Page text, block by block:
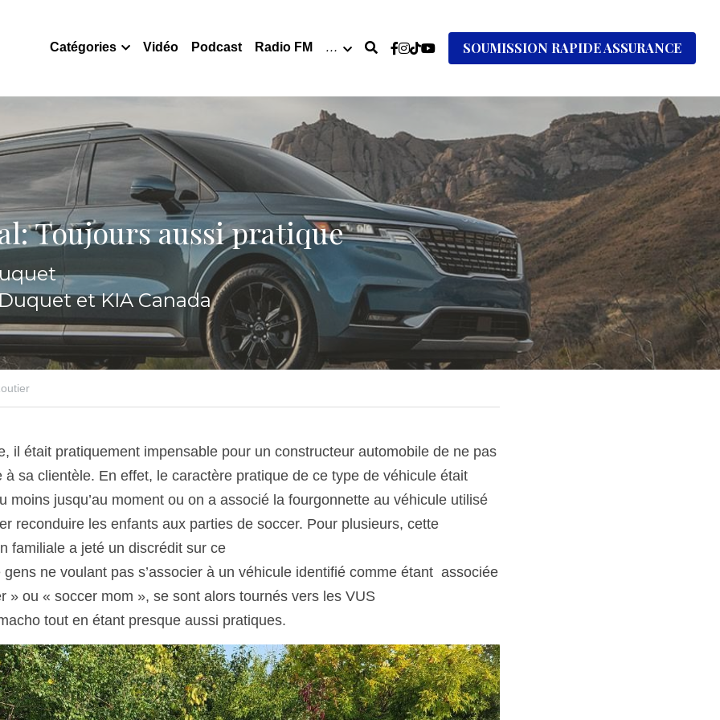
Catégories Vidéo Podcast Radio FM … SOUMISSION RAPIDE ASSURANCE
Toujours aussi pratique
et KIA Canada
il était pratiquement impensable pour un constructeur automobile de ne pas
à sa clientèle. En effet, le caractère pratique de ce type de véhicule était
moins jusqu’au moment ou on a associé la fourgonnette au véhicule utilisé
reconduire les enfants aux parties de soccer. Pour plusieurs, cette
familiale a jeté un discrédit sur ce
ne voulant pas s’associer à un véhicule identifié comme étant  associée
» ou « soccer mom », se sont alors tournés vers les VUS
tout en étant presque aussi pratiques.